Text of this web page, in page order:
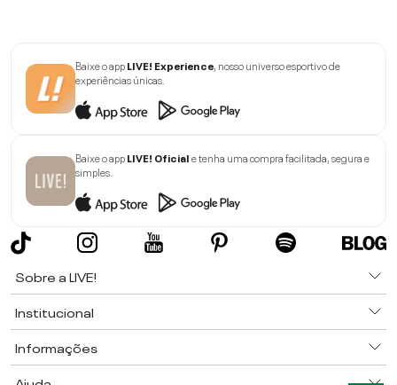
Baixe o appLIVE! Experience , nosso universo esportivo de
experiências únicas.
Baixe o appLIVE! Oficiale tenha uma compra facilitada, segura e
simples.
Sobre a LIVE!
Institucional
Informações